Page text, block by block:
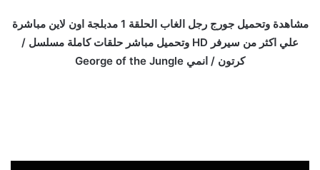
مشاهدة وتحميل جورج رجل الغاب الحلقة 1 مدبلجة اون لاين مباشرة
علي اكثر من سيرفر HD وتحميل مباشر حلقات كاملة مسلسل /
كرتون / انمي George of the Jungle